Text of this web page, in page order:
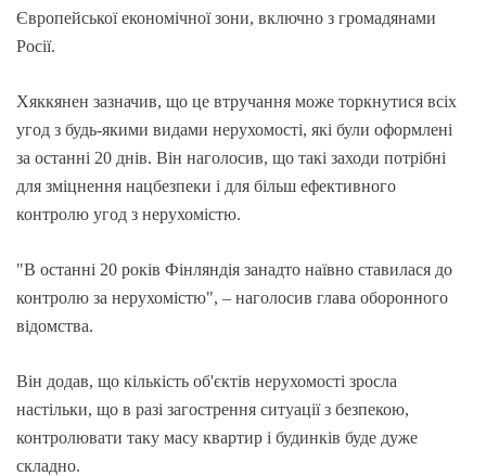
Європейської економічної зони, включно з громадянами
Росії.
Хяккянен зазначив, що це втручання може торкнутися всіх
угод з будь-якими видами нерухомості, які були оформлені
за останні 20 днів. Він наголосив, що такі заходи потрібні
для зміцнення нацбезпеки і для більш ефективного
контролю угод з нерухомістю.
"В останні 20 років Фінляндія занадто наївно ставилася до
контролю за нерухомістю", – наголосив глава оборонного
відомства.
Він додав, що кількість об'єктів нерухомості зросла
настільки, що в разі загострення ситуації з безпекою,
контролювати таку масу квартир і будинків буде дуже
складно.